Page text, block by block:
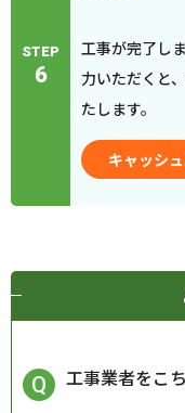
STEP
6
工事が完了し
力いただくと
たします。
キャッシ
工事業者をこ